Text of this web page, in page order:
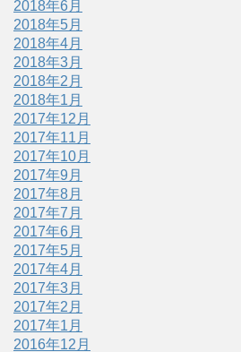
2018年6月
2018年5月
2018年4月
2018年3月
2018年2月
2018年1月
2017年12月
2017年11月
2017年10月
2017年9月
2017年8月
2017年7月
2017年6月
2017年5月
2017年4月
2017年3月
2017年2月
2017年1月
2016年12月